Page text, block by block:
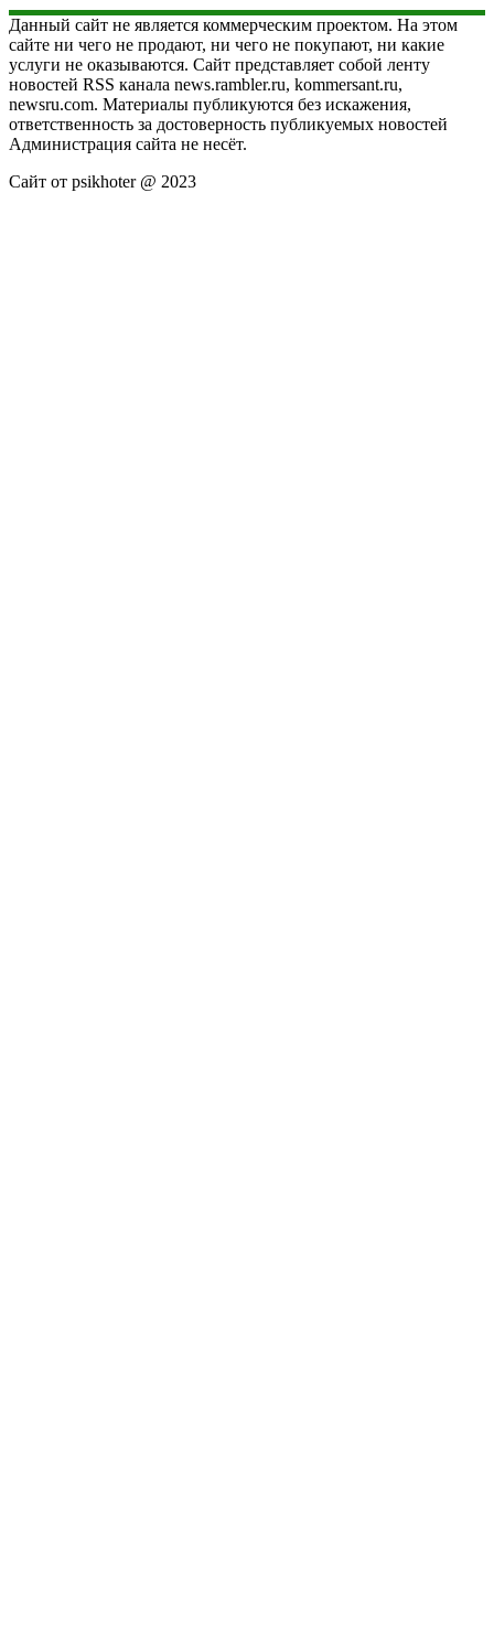
Данный сайт не является коммерческим проектом. На этом
сайте ни чего не продают, ни чего не покупают, ни какие
услуги не оказываются. Сайт представляет собой ленту
новостей RSS канала news.rambler.ru, kommersant.ru,
newsru.com. Материалы публикуются без искажения,
ответственность за достоверность публикуемых новостей
Администрация сайта не несёт.
Сайт от psikhoter @ 2023